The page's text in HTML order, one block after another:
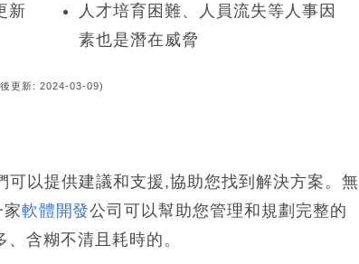
新
人才培育困難、人員流失等人事因
素也是潛在威脅
更新: 2024-03-09)
以提供建議和支援,協助您找到解決方案。無
軟體開發公司可以幫助您管理和規劃完整的
含糊不清且耗時的。